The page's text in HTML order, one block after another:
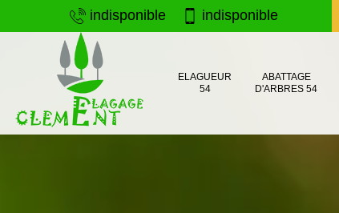
indisponible indisponible
ELAGUEUR
54
ABATTAGE
D'ARBRES 54